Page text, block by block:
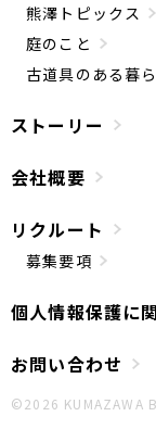
熊澤トピックス
庭のこと
古道具のある暮
ストーリー
会社概要
リクルート
募集要項
個人情報保護に
お問い合わせ
©︎2026 KUMAZAWA